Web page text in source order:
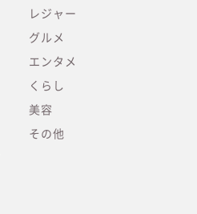
レジャー
グルメ
エンタメ
くらし
美容
その他